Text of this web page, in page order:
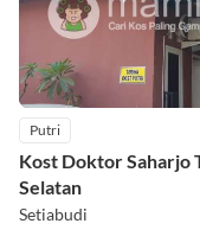
Putri
Kost Doktor Saharjo
Selatan
Setiabudi